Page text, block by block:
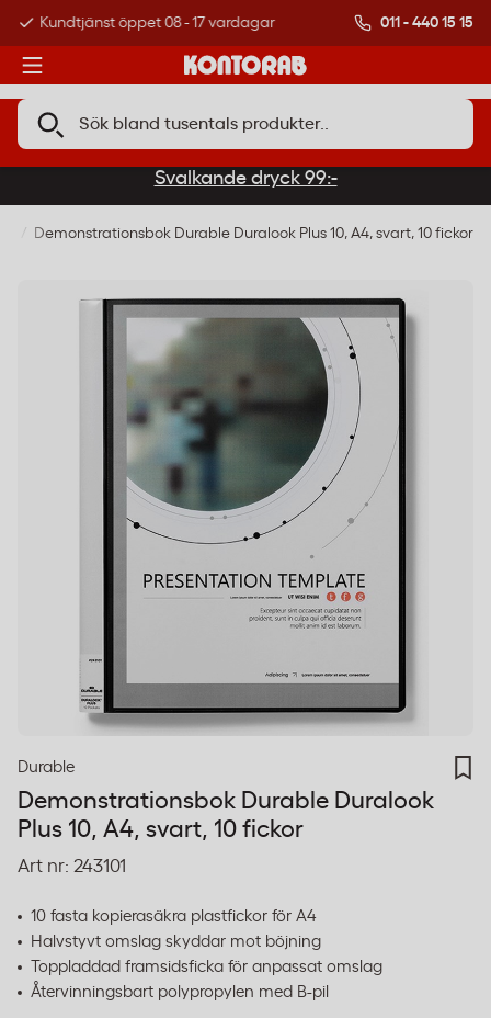
Kundtjänst öppet 08 - 17 vardagar Över 500 000
011 - 440 15 15
Svalkande dryck 99:-
Demonstrationsbok Durable Duralook Plus 10, A4, svart, 10 fickor
Durable
Demonstrationsbok Durable Duralook
Plus 10, A4, svart, 10 fickor
Art nr: 243101
10 fasta kopierasäkra plastfickor för A4
Halvstyvt omslag skyddar mot böjning
Toppladdad framsidsficka för anpassat omslag
Återvinningsbart polypropylen med B-pil